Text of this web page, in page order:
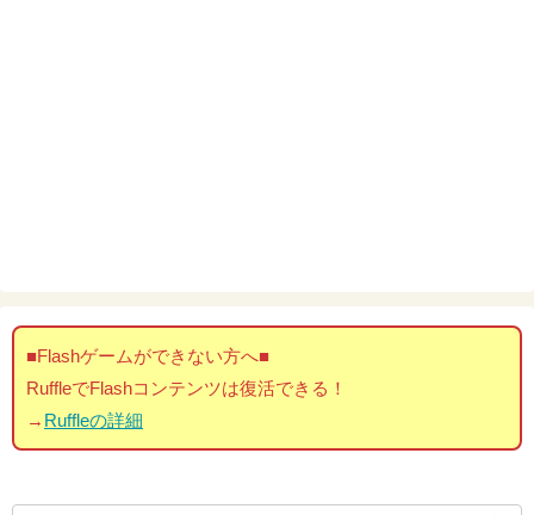
■Flashゲームができない方へ■
RuffleでFlashコンテンツは復活できる！
→ Ruffleの詳細